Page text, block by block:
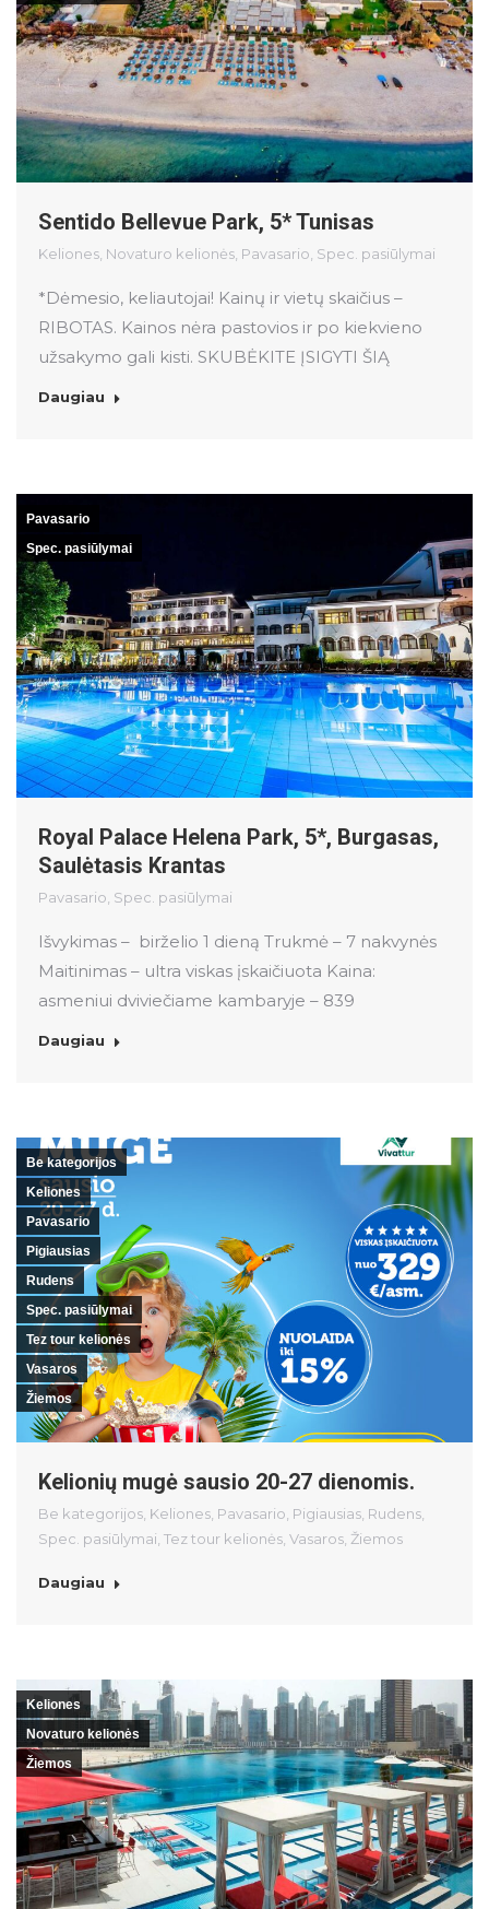
Sentido Bellevue Park, 5* Tunisas
Keliones Novaturo kelionės Pavasario Spec. pasiūlymai
*Dėmesio, keliautojai! Kainų ir vietų skaičius –
RIBOTAS. Kainos nėra pastovios ir po kiekvieno
užsakymo gali kisti. SKUBĖKITE ĮSIGYTI ŠIĄ
Daugiau
Pavasario
Spec. pasiūlymai
Royal Palace Helena Park, 5*, Burgasas,
Saulėtasis Krantas
Pavasario, Spec. pasiūlymai
Išvykimas – birželio 1 dieną Trukmė – 7 nakvynės
Maitinimas – ultra viskas įskaičiuota Kaina:
asmeniui dviviečiame kambaryje – 839
Daugiau
Be kategorijos
Keliones
Pavasario
Pigiausias
Rudens
Spec. pasiūlymai
Tez tour kelionės
Vasaros
Žiemos
Kelionių mugė sausio 20-27 dienomis.
Be kategorijos Keliones Pavasario Pigiausias Rudens
Spec. pasiūlymai Tez tour kelionės Vasaros Žiemos
Daugiau
Keliones
Novaturo kelionės
Žiemos